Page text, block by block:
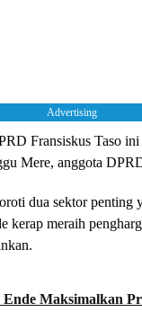
Advertising
Fransiskus Taso
Mere, anggota
dua sektor penting
meraih
Maksimalkan